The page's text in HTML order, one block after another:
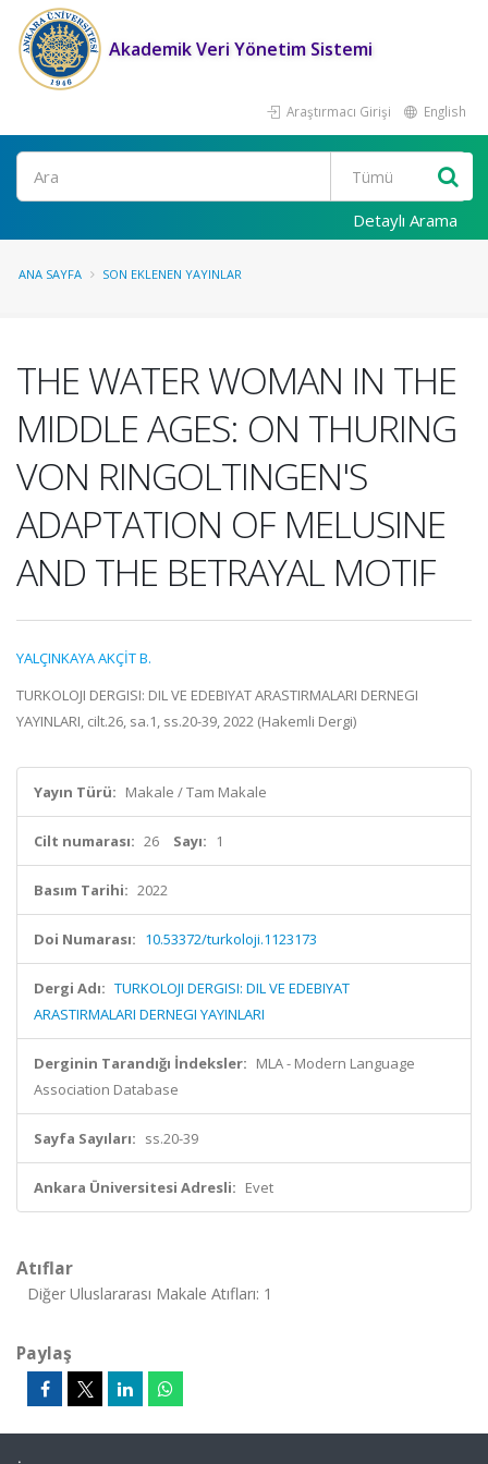
Akademik Veri Yönetim Sistemi
Araştırmacı Girişi English
Ara
Detaylı Arama
ANA SAYFA SON EKLENEN YAYINLAR
THE WATER WOMAN IN THE
MIDDLE AGES: ON THURING
VON RINGOLTINGEN'S
ADAPTATION OF MELUSINE
AND THE BETRAYAL MOTIF
YALÇINKAYA AKÇİT B.
TURKOLOJI DERGISI: DIL VE EDEBIYAT ARASTIRMALARI DERNEGI
YAYINLARI, cilt.26, sa.1, ss.20-39, 2022 (Hakemli Dergi)
Yayın Türü: Makale / Tam Makale
Cilt numarası: 26 Sayı: 1
Basım Tarihi: 2022
Doi Numarası: 10.53372/turkoloji.1123173
Dergi Adı: TURKOLOJI DERGISI: DIL VE EDEBIYAT
ARASTIRMALARI DERNEGI YAYINLARI
Derginin Tarandığı İndeksler: MLA - Modern Language
Association Database
Sayfa Sayıları: ss.20-39
Ankara Üniversitesi Adresli: Evet
Atıflar
Diğer Uluslararası Makale Atıfları: 1
Paylaş